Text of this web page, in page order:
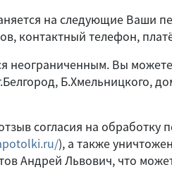
на следующие Ваши
контактный телефон,
неограниченным. Вы
Б.Хмельницкого,
согласия на обработку
), а также
Андрей Львович, что